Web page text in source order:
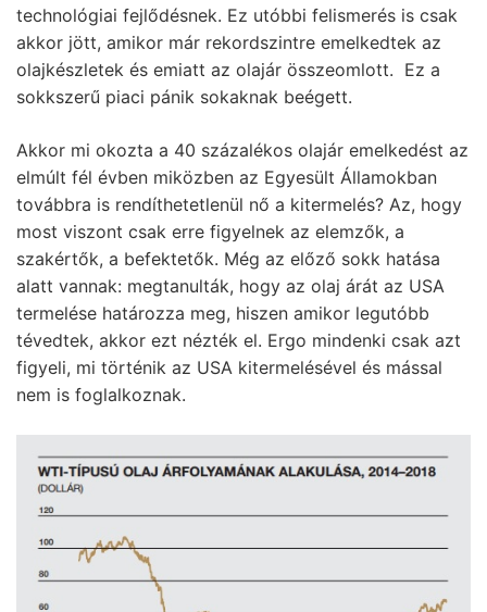
technológiai fejlődésnek. Ez utóbbi felismerés is csak
akkor jött, amikor már rekordszintre emelkedtek az
olajkészletek és emiatt az olajár összeomlott. Ez a
sokkszerű piaci pánik sokaknak beégett.
Akkor mi okozta a 40 százalékos olajár emelkedést az
elmúlt fél évben miközben az Egyesült Államokban
továbbra is rendíthetetlenül nő a kitermelés? Az, hogy
most viszont csak erre figyelnek az elemzők, a
szakértők, a befektetők. Még az előző sokk hatása
alatt vannak: megtanulták, hogy az olaj árát az USA
termelése határozza meg, hiszen amikor legutóbb
tévedtek, akkor ezt nézték el. Ergo mindenki csak azt
figyeli, mi történik az USA kitermelésével és mással
nem is foglalkoznak.